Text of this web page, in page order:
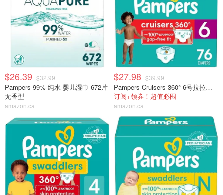
$26.39 $32.99
Pampers 99% 纯水 婴儿湿巾 672片
无香型
amazon.ca
$27.98 $39.99
Pampers Cruisers 360° 6号拉拉裤 76片
订阅+领券！超值必囤
amazon.ca